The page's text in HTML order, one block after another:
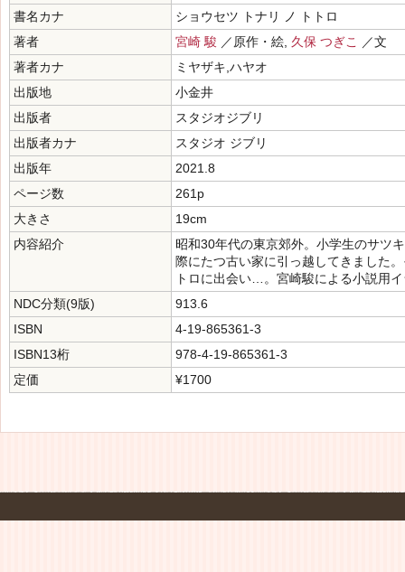
書名カナ
ショウセツ トナリ ノ トトロ
著者
宮崎 駿 ／原作・絵, 久保 つぎこ
／文
著者カナ
ミヤザキ,ハヤオ
出版地
小金井
出版者
スタジオジブリ
出版者カナ
スタジオ ジブリ
出版年
2021.8
ページ数
261p
大きさ
19cm
内容紹介
昭和30年代の東京郊外。小学生のサツ
際にたつ古い家に引っ越してきました
トロに出会い…。宮崎駿による小説用
NDC分類(9版)
913.6
ISBN
4-19-865361-3
ISBN13桁
978-4-19-865361-3
定価
¥1700